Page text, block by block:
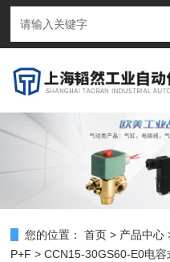
您的位置： 首页 > 产品中心
P+F > CCN15-30GS60-E0电